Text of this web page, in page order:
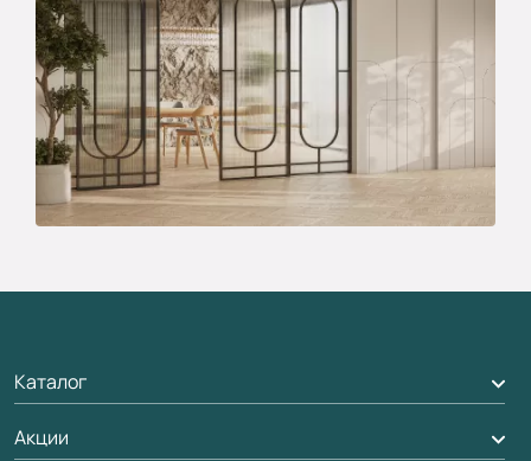
Каталог
Межкомнатные двери
Акции